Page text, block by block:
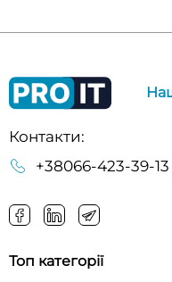
Контакти:
+38066-423-39-13
Топ категорії